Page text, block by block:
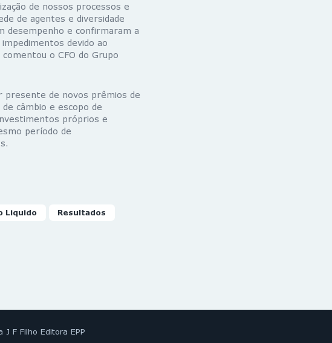
de nossos processos e
de agentes e diversidade
desempenho e confirmaram a
devido ao
o CFO do Grupo
presente de novos prêmios de
câmbio e escopo de
próprios e
período de
Liquido Resultados
F Filho Editora EPP